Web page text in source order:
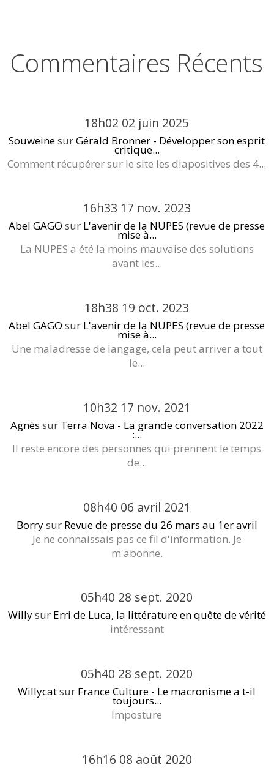
Commentaires Récents
18h02 02 juin 2025
SouweinesurGérald Bronner - Développer son esprit
critique...
Comment récupérer sur le site les diapositives des 4...
16h33 17 nov. 2023
Abel GAGO sur L'avenir de la NUPES (revue de presse
mise à...
La NUPES a été la moins mauvaise des solutions
avant les...
18h38 19 oct. 2023
Abel GAGO sur L'avenir de la NUPES (revue de presse
mise à...
Une maladresse de langage, cela peut arriver a tout
le...
10h32 17 nov. 2021
Agnès sur Terra Nova - La grande conversation 2022
:...
Il reste encore des personnes qui prennent le temps
de...
08h40 06 avril 2021
Borrysur Revue de presse du 26 mars au 1er avril
Je ne connaissais pas ce fil d'information. Je
m'abonne.
05h40 28 sept. 2020
Willysur Erri de Luca, la littérature en quête de vérité
intéressant
05h40 28 sept. 2020
Willycatsur France Culture - Le macronisme a t-il
toujours...
Imposture
16h16 08 août 2020